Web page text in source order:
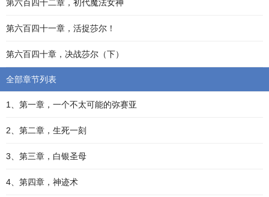
第六百四十二章，初代魔法女神
第六百四十一章，活捉莎尔！
第六百四十章，决战莎尔（下）
全部章节列表
1、第一章，一个不太可能的弥赛亚
2、第二章，生死一刻
3、第三章，白银圣母
4、第四章，神迹术